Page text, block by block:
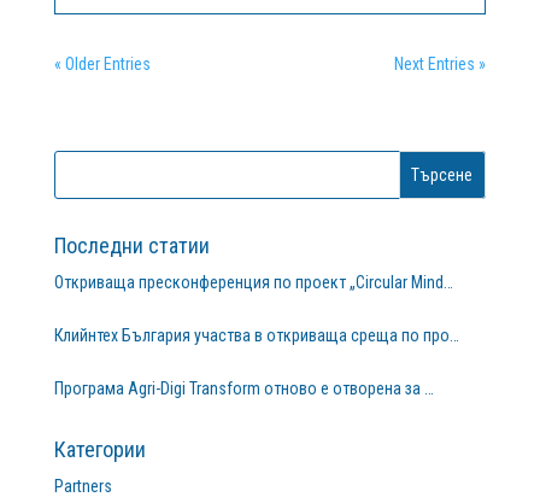
координатор у нас Клийнтех България представиха
по време на...
« Older Entries Next Entries »
Последни статии
Откриваща пресконференция по проект „Circular Mind…
Клийнтех България участва в откриваща среща по про…
Програма Agri-Digi Transform отново е отворена за …
Категории
Partners